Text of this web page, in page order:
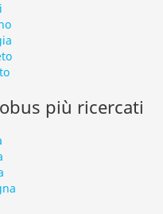
più ricercati